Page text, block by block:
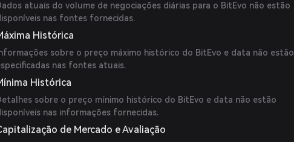
atuais do volume de negociações diárias para o BitEvo não estão
nas fontes fornecidas.
Histórica
sobre o preço máximo histórico do BitEvo e data não estão
nas fontes atuais.
Histórica
sobre o preço mínimo histórico do BitEvo e data não estão
nas informações fornecidas.
de Mercado e Avaliação